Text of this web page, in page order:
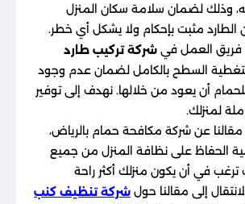
وذلك لضمان سلامة سكان المنزل
الطارد مثبت بإحكام ولا يشكل أي خطر.
فريق العمل في شركة تركيب طارد
السطح بالكامل لضمان عدم وجود
أن يعود من خلالها. نهدف إلى توفير
لمنزلك.
عن شركة مكافحة حمام بالرياض،
الحفاظ على نظافة المنزل من جميع
ترغب في أن يكون منزلك أكثر راحة
إلى مقالنا حول شركة تنظيف كنب